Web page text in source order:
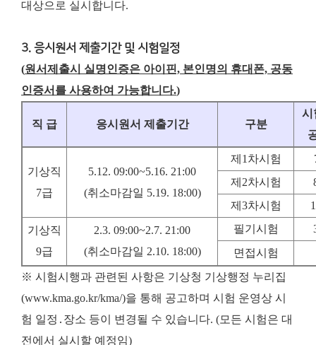
대상으로 실시합니다.
3. 응시원서 제출기간 및 시험일정
(원서제출시 실명인증은 아이핀, 본인명의 휴대폰, 공동
인증서를 사용하여 가능합니다.)
직 급 응시원서 제출기간 구분
시
기상직
7급
5.12. 09:00~5.16. 21:00
(취소마감일 5.19. 18:00)
제1차시험
제2차시험
제3차시험
기상직
9급
2.3. 09:00~2.7. 21:00
(취소마감일 2.10. 18:00)
필기시험
면접시험
※ 시험시행과 관련된 사항은 기상청 기상행정 누리집
(www.kma.go.kr/kma/)을 통해 공고하며 시험 운영상 시
험 일정․장소 등이 변경될 수 있습니다. (모든 시험은 대
전에서 실시할 예정임)